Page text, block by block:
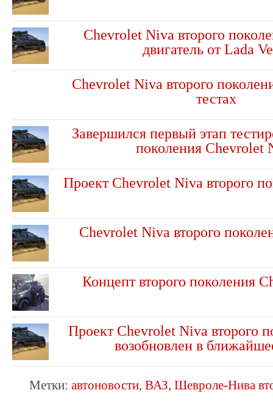
Chevrolet Niva второго
двигатель от Lada
Chevrolet Niva второго
тестах
Завершился первый этап
поколения Chevrolet
Проект Chevrolet Niva второго
Chevrolet Niva второго
Концепт второго поколения
Проект Chevrolet Niva второго
возобновлен в
Метки: автоновости, ВАЗ, Шевроле-Нива